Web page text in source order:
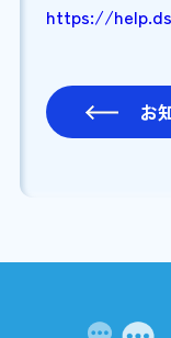
https://
お